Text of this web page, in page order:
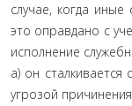
случае, когда
это оправдано с
исполнение
а) он
угрозой